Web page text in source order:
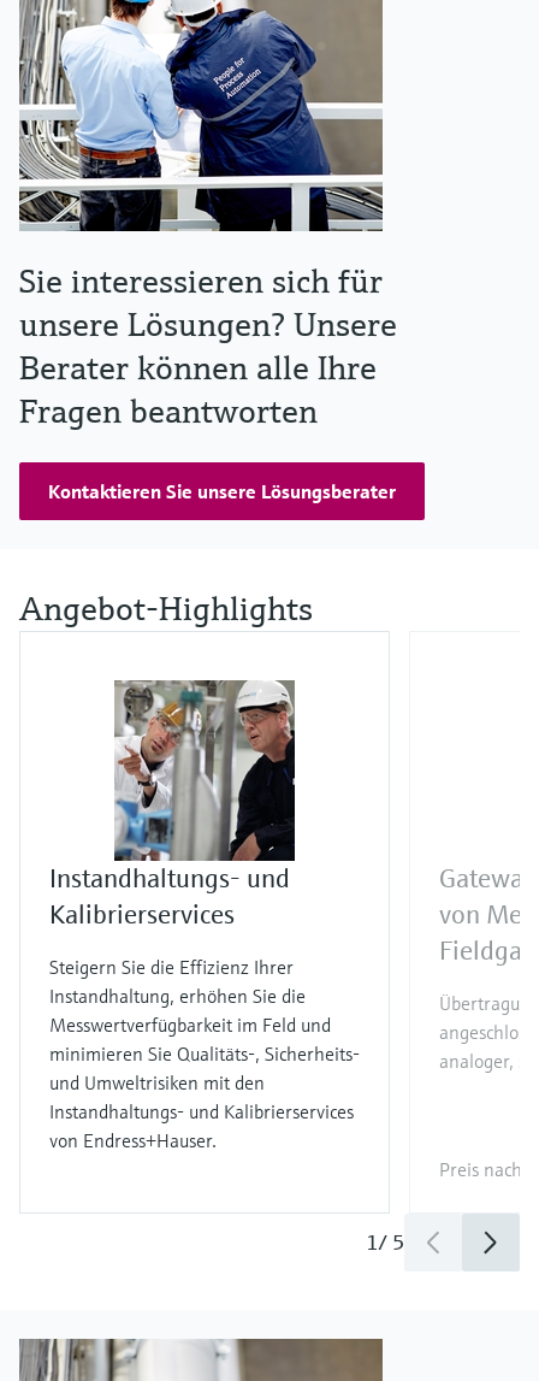
Sie interessieren sich für
unsere Lösungen? Unsere
Berater können alle Ihre
Fragen beantworten
Kontaktieren Sie unsere Lösungsberater
Angebot-Highlights
Instandhaltungs- und
Kalibrierservices
Steigern Sie die Effizienz Ihrer
Instandhaltung, erhöhen Sie die
Messwertverfügbarkeit im Feld und
minimieren Sie Qualitäts-, Sicherheits-
und Umweltrisiken mit den
Instandhaltungs- und Kalibrierservices
von Endress+Hauser.
von
analoger,
Preis nach
1/ 5